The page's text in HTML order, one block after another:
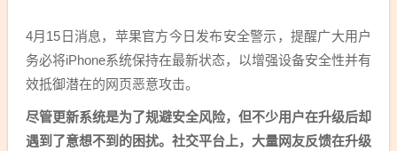
4月15日消息，苹果官方今日发布安全警示，提醒广大用户
务必将iPhone系统保持在最新状态，以增强设备安全性并有
效抵御潜在的网页恶意攻击。
尽管更新系统是为了规避安全风险，但不少用户在升级后却
遇到了意想不到的困扰。社交平台上，大量网友反馈在升级